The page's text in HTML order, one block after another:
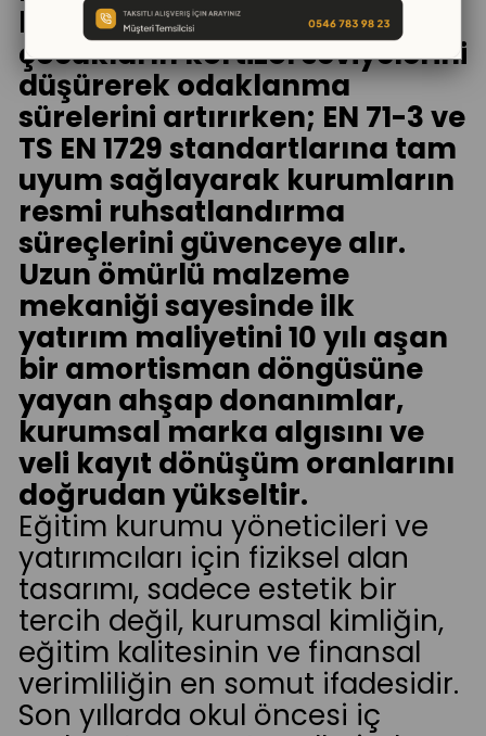
kreş mobilyası kullanımı,
çocukların kortizol seviyelerini
düşürerek odaklanma
sürelerini artırırken; EN 71-3 ve
TS EN 1729 standartlarına tam
uyum sağlayarak kurumların
resmi ruhsatlandırma
süreçlerini güvenceye alır.
Uzun ömürlü malzeme
mekaniği sayesinde ilk
yatırım maliyetini 10 yılı aşan
bir amortisman döngüsüne
yayan ahşap donanımlar,
kurumsal marka algısını ve
veli kayıt dönüşüm oranlarını
doğrudan yükseltir.
Eğitim kurumu yöneticileri ve
yatırımcıları için fiziksel alan
tasarımı, sadece estetik bir
tercih değil, kurumsal kimliğin,
eğitim kalitesinin ve finansal
verimliliğin en somut ifadesidir.
Son yıllarda okul öncesi iç